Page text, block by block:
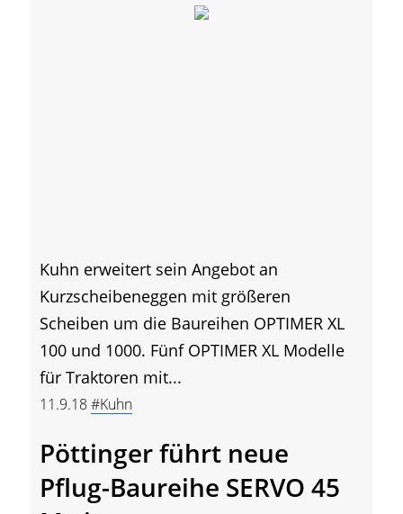
Kuhn erweitert sein Angebot an
Kurzscheibeneggen mit größeren
Scheiben um die Baureihen OPTIMER XL
100 und 1000. Fünf OPTIMER XL Modelle
für Traktoren mit...
11.9.18#Kuhn
Pöttinger führt neue
Pflug-Baureihe SERVO 45